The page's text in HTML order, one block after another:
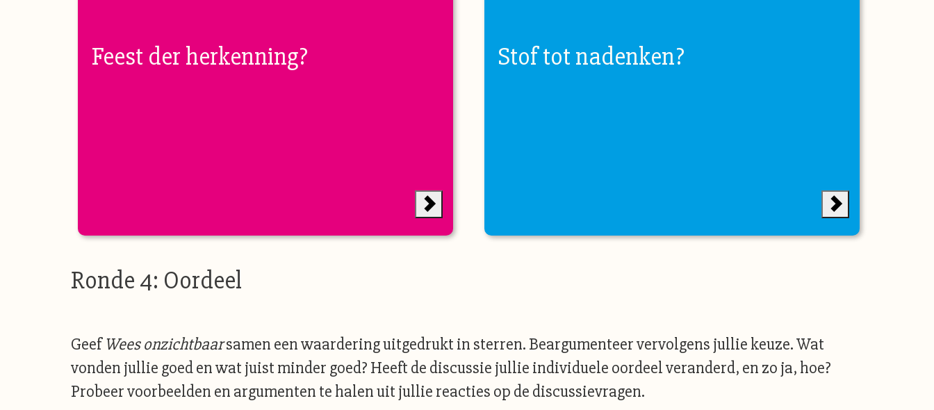
Feest der herkenning? Stof tot nadenken?
Ronde 4: Oordeel
GeefWees onzichtbaarsamen een waardering uitgedrukt in sterren. Beargumenteer vervolgens jullie keuze. Wat
vonden jullie goed en wat juist minder goed? Heeft de discussie jullie individuele oordeel veranderd, en zo ja, hoe?
Probeer voorbeelden en argumenten te halen uit jullie reacties op de discussievragen.